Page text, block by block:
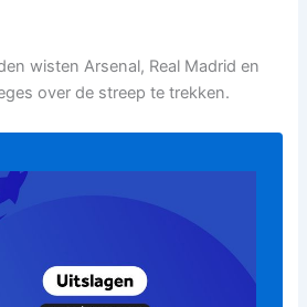
wisten Arsenal, Real Madrid en
over de streep te trekken.